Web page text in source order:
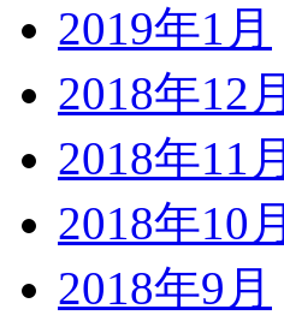
2019年1月
2018年12月
2018年11月
2018年10月
2018年9月